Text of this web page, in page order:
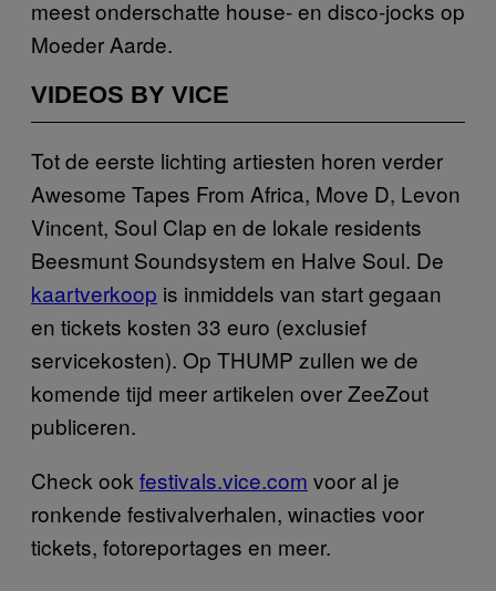
meest onderschatte house- en disco-jocks op
Moeder Aarde.
VIDEOS BY VICE
Tot de eerste lichting artiesten horen verder
Awesome Tapes From Africa, Move D, Levon
Vincent, Soul Clap en de lokale residents
Beesmunt Soundsystem en Halve Soul. De
kaartverkoop is inmiddels van start gegaan
en tickets kosten 33 euro (exclusief
servicekosten). Op THUMP zullen we de
komende tijd meer artikelen over ZeeZout
publiceren.
Check ook festivals.vice.com voor al je
ronkende festivalverhalen, winacties voor
tickets, fotoreportages en meer.